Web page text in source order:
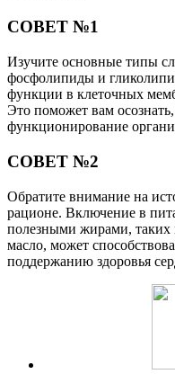
СОВЕТ №1
Изучите основные типы
фосфолипиды и
функции в клеточных
Это поможет вам
функционирование
СОВЕТ №2
Обратите внимание на
рационе. Включение в
полезными жирами, таких
масло, может
поддержанию здоровья